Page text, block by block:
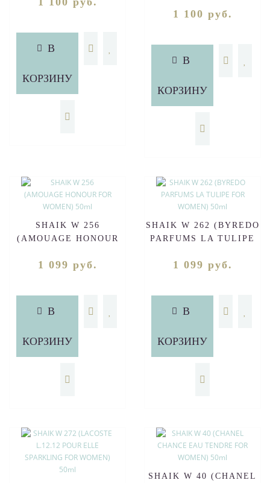
В
КОРЗИНУ
1 100 руб.
В
КОРЗИНУ
SHAIK W 256
(AMOUAGE HONOUR
1 099 руб.
В
КОРЗИНУ
SHAIK W 262 (BYREDO
PARFUMS LA TULIPE
1 099 руб.
В
КОРЗИНУ
SHAIK W 40 (CHANEL